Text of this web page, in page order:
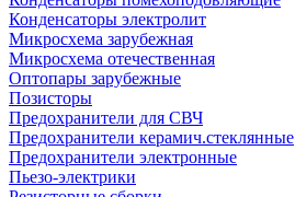
Конденсаторы электролит
Микросхема зарубежная
Микросхема отечественная
Оптопары зарубежные
Позисторы
Предохранители для СВЧ
Предохранители керамич.стеклянные
Предохранители электронные
Пьезо-электрики